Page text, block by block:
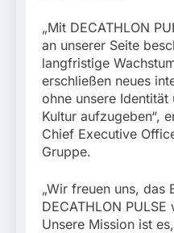
„Mit DECATHLON
an unserer Seite
langfristige
erschließen neues
ohne unsere Identität
Kultur aufzugeben“,
Chief Executive
Gruppe.
„Wir freuen uns, das
DECATHLON
Unsere Mission ist